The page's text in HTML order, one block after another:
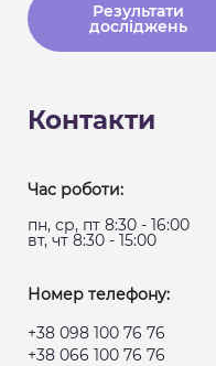
Результати
досліджень
Контакти
Час роботи:
пн, ср, пт 8:30 - 16:00
вт, чт 8:30 - 15:00
Номер телефону:
+38 098 100 76 76
+38 066 100 76 76